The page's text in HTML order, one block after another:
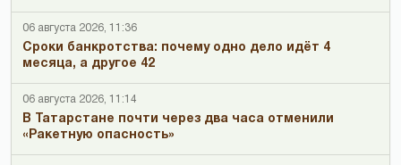
06 августа 2026, 11:36
Сроки банкротства: почему одно дело идёт 4
месяца, а другое 42
06 августа 2026, 11:14
В Татарстане почти через два часа отменили
«Ракетную опасность»